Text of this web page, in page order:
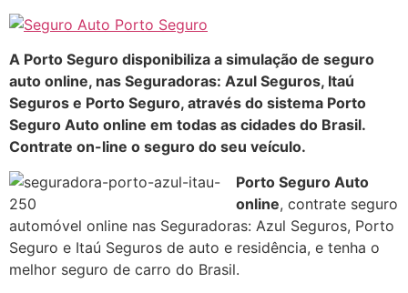
A Porto Seguro disponibiliza a simulação de seguro
auto online, nas Seguradoras: Azul Seguros, Itaú
Seguros e Porto Seguro, através do sistema Porto
Seguro Auto online em todas as cidades do Brasil.
Contrate on-line o seguro do seu veículo.
Porto Seguro Auto
online, contrate seguro
automóvel online nas Seguradoras: Azul Seguros, Porto
Seguro e Itaú Seguros de auto e residência, e tenha o
melhor seguro de carro do Brasil.